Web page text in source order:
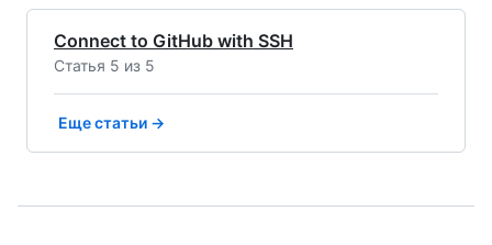
Connect to GitHub with SSH
Статья 5 из 5
Еще статьи →